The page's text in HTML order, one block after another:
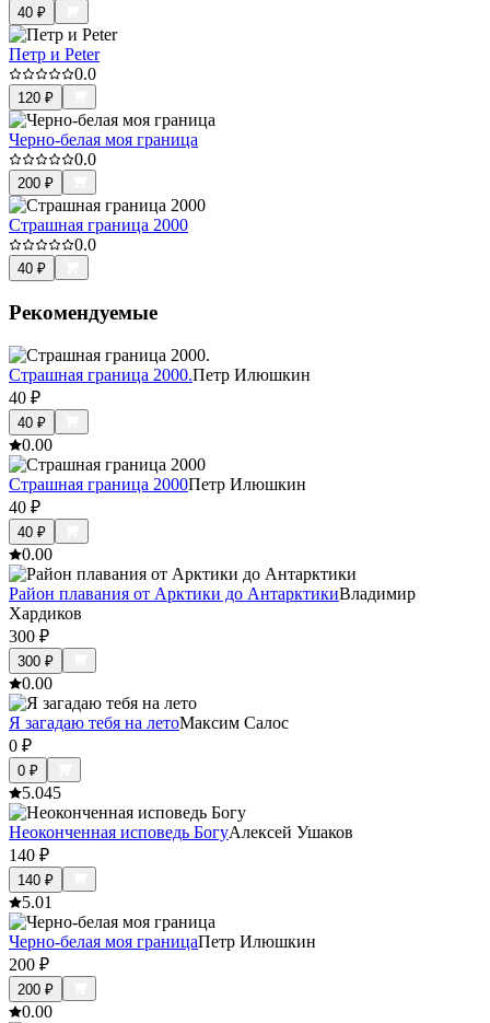
40 ₽
Петр и Peter
0.0
120 ₽
Черно-белая моя граница
0.0
200 ₽
Страшная граница 2000
0.0
40 ₽
Рекомендуемые
Страшная граница 2000.Петр Илюшкин
40 ₽
40 ₽
0.00
Страшная граница 2000Петр Илюшкин
40 ₽
40 ₽
0.00
Район плавания от Арктики до АнтарктикиВладимир
Хардиков
300 ₽
300 ₽
0.00
Я загадаю тебя на летоМаксим Салос
0 ₽
0 ₽
5.045
Неоконченная исповедь БогуАлексей Ушаков
140 ₽
140 ₽
5.01
Черно-белая моя границаПетр Илюшкин
200 ₽
200 ₽
0.00